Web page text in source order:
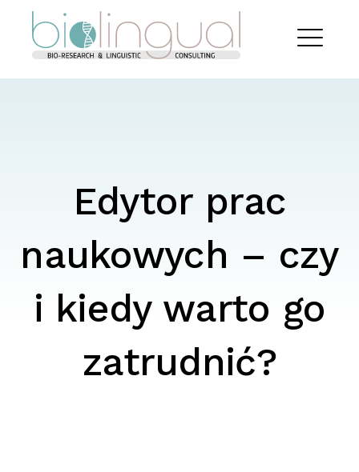
content
Biolingual
Edytor prac
naukowych – czy
i kiedy warto go
zatrudnić?